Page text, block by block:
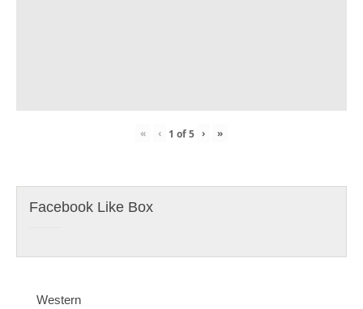
« ‹ 1 of5 › »
Facebook Like Box
Western